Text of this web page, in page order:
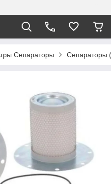
Сепараторы Сепараторы